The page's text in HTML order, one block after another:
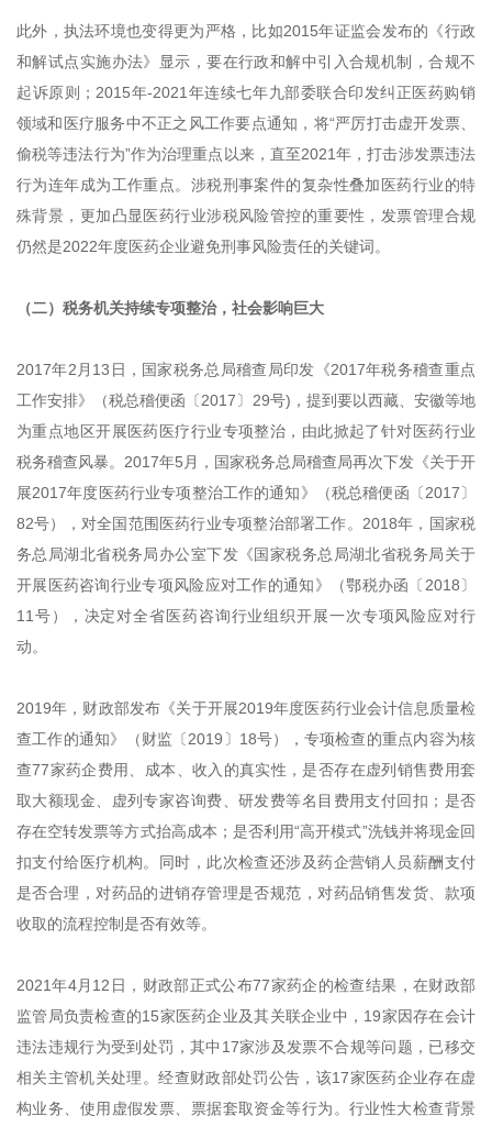
此外，执法环境也变得更为严格，比如2015年证监会发布的《行政
和解试点实施办法》显示，要在行政和解中引入合规机制，合规不
起诉原则；2015年-2021年连续七年九部委联合印发纠正医药购销
领域和医疗服务中不正之风工作要点通知，将“严厉打击虚开发票、
偷税等违法行为”作为治理重点以来，直至2021年，打击涉发票违法
行为连年成为工作重点。涉税刑事案件的复杂性叠加医药行业的特
殊背景，更加凸显医药行业涉税风险管控的重要性，发票管理合规
仍然是2022年度医药企业避免刑事风险责任的关键词。
（二）税务机关持续专项整治，社会影响巨大
2017年2月13日，国家税务总局稽查局印发《2017年税务稽查重点
工作安排》（税总稽便函〔2017〕29号)，提到要以西藏、安徽等地
为重点地区开展医药医疗行业专项整治，由此掀起了针对医药行业
税务稽查风暴。2017年5月，国家税务总局稽查局再次下发《关于开
展2017年度医药行业专项整治工作的通知》（税总稽便函〔2017〕
82号），对全国范围医药行业专项整治部署工作。2018年，国家税
务总局湖北省税务局办公室下发《国家税务总局湖北省税务局关于
开展医药咨询行业专项风险应对工作的通知》（鄂税办函〔2018〕
11号），决定对全省医药咨询行业组织开展一次专项风险应对行
动。
2019年，财政部发布《关于开展2019年度医药行业会计信息质量检
查工作的通知》（财监〔2019〕18号），专项检查的重点内容为核
查77家药企费用、成本、收入的真实性，是否存在虚列销售费用套
取大额现金、虚列专家咨询费、研发费等名目费用支付回扣；是否
存在空转发票等方式抬高成本；是否利用“高开模式”洗钱并将现金回
扣支付给医疗机构。同时，此次检查还涉及药企营销人员薪酬支付
是否合理，对药品的进销存管理是否规范，对药品销售发货、款项
收取的流程控制是否有效等。
2021年4月12日，财政部正式公布77家药企的检查结果，在财政部
监管局负责检查的15家医药企业及其关联企业中，19家因存在会计
违法违规行为受到处罚，其中17家涉及发票不合规等问题，已移交
相关主管机关处理。经查财政部处罚公告，该17家医药企业存在虚
构业务、使用虚假发票、票据套取资金等行为。行业性大检查背景